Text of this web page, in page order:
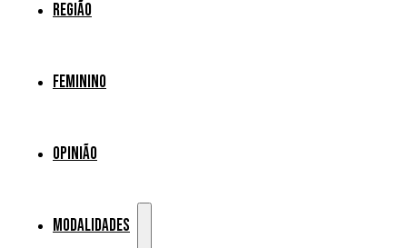
Região
Feminino
Opinião
Modalidades